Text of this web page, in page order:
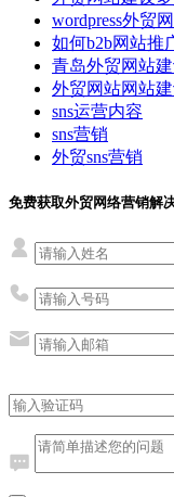
wordpress外贸
如何b2b网站推
青岛外贸网站
外贸网站网站
sns运营内容
sns营销
外贸sns营销
免费获取外贸网络营销解